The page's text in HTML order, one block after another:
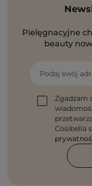
Pielęgnacyjne
beauty
Podaj swój
Zgadzam
Cosibella